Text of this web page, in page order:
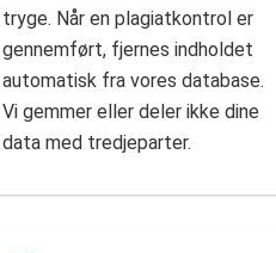
tryge. Når en plagiatkontrol er
gennemført, fjernes indholdet
automatisk fra vores database.
Vi gemmer eller deler ikke dine
data med tredjeparter.